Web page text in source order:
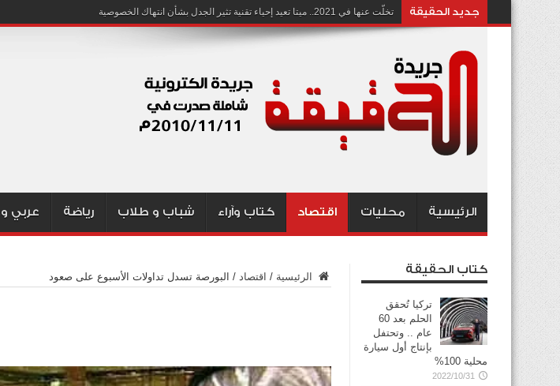
جديد الحقيقة تخلّت عنها في 2021.. ميتا تعيد إحياء تقنية تثير الجدل بشأن انتهاك الخصوصية
الرئيسية محليات اقتصاد كتاب وآراء شباب و طلاب رياضة عربي
الرئيسية / اقتصاد / البورصة تسدل تداولات الأسبوع على صعود
كتاب الحقيقة
تركيا تُحقق
الحلم بعد 60
عام .. وتحتفل
بإنتاج أول سيارة
محلية 100%
2022/10/31